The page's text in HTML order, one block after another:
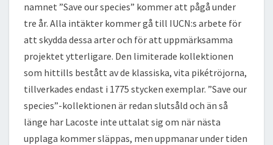
namnet ”Save our species” kommer att pågå under
tre år. Alla intäkter kommer gå till IUCN:s arbete för
att skydda dessa arter och för att uppmärksamma
projektet ytterligare. Den limiterade kollektionen
som hittills bestått av de klassiska, vita pikétröjorna,
tillverkades endast i 1775 stycken exemplar. ”Save our
species”-kollektionen är redan slutsåld och än så
länge har Lacoste inte uttalat sig om när nästa
upplaga kommer släppas, men uppmanar under tiden